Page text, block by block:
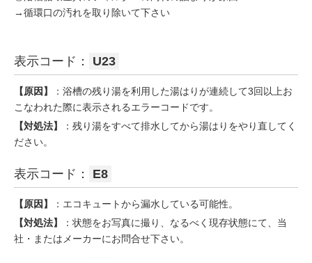
→循環口の汚れを取り除いて下さい
表示コード： U23
【原因】
：浴槽の残り湯を利用した湯はりが連続して3回以上お
こなわれた際に表示されるエラーコードです。
【対処法】
：残り湯をすべて排水してから湯はりをやり直してく
ださい。
表示コード： E8
【原因】
：エコキュートから漏水している可能性。
【対処法】
：状態をお写真に撮り、なるべく現存状態にて、当
社・またはメーカーにお問合せ下さい。